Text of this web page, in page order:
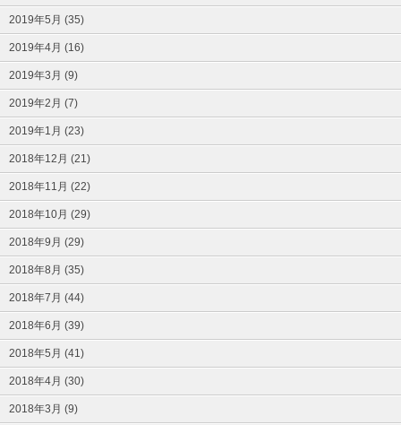
2019年5月 (35)
2019年4月 (16)
2019年3月 (9)
2019年2月 (7)
2019年1月 (23)
2018年12月 (21)
2018年11月 (22)
2018年10月 (29)
2018年9月 (29)
2018年8月 (35)
2018年7月 (44)
2018年6月 (39)
2018年5月 (41)
2018年4月 (30)
2018年3月 (9)